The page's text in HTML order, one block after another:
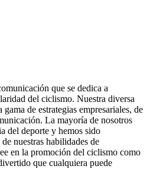
que se dedica a
del ciclismo. Nuestra diversa
de estrategias empresariales, de
La mayoría de nosotros
del deporte y hemos sido
nuestras habilidades de
en la promoción del ciclismo como
que cualquiera puede